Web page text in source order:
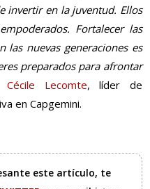
invertir en la juventud. Ellos
Fortalecer las
las nuevas generaciones es
preparados para afrontar
Cécile Lecomte, líder de
en Capgemini.
este artículo, te